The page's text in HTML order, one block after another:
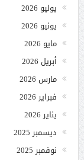
يوليو 2026
يونيو 2026
مايو 2026
أبريل 2026
مارس 2026
فبراير 2026
يناير 2026
ديسمبر 2025
نوفمبر 2025